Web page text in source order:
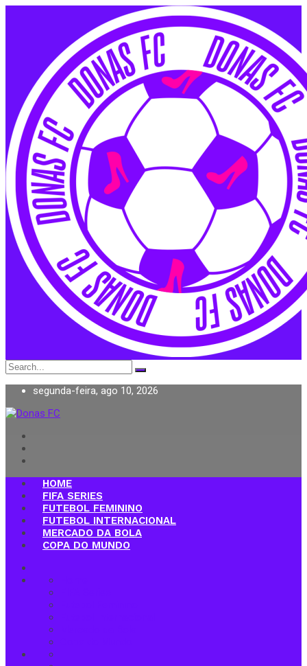
Search
for:
segunda-feira, ago 10, 2026
Donas FC
HOME
FIFA SERIES
FUTEBOL FEMININO
FUTEBOL INTERNACIONAL
MERCADO DA BOLA
COPA DO MUNDO